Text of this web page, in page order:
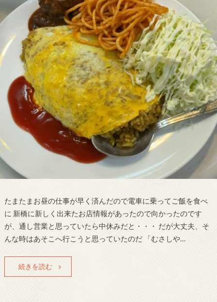
たまたまお昼の仕事が早く済んだので電車に乗ってご飯を食べ
に 新橋に新しく出来たお店情報があったので向かったのです
が、通し営業と思っていたら中休みだと・・・ だが大丈夫、そ
んな時はあそこへ行こうと思っていたのだ 「むさしや…
続きを読む